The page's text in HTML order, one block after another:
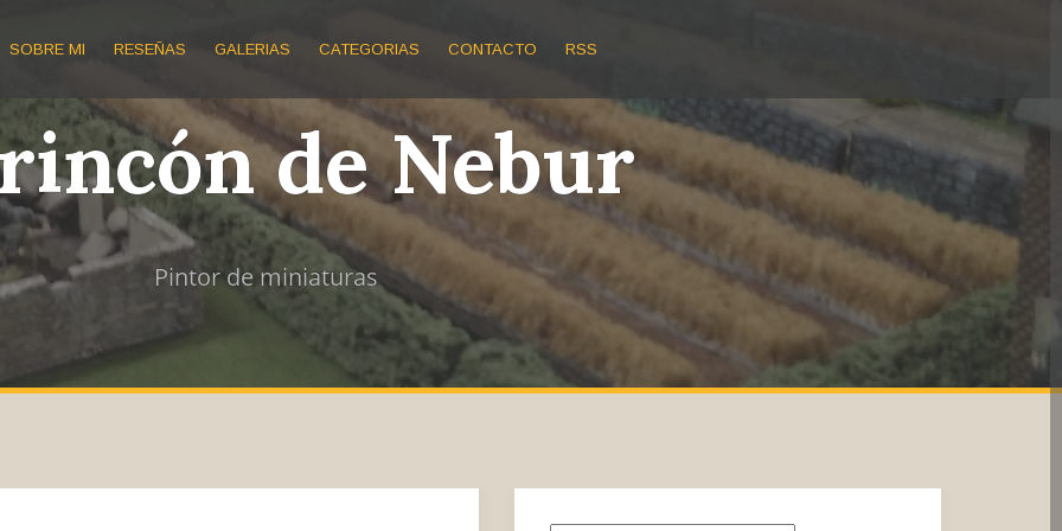
SOBRE MI RESEÑAS GALERIAS CATEGORIAS CONTACTO RSS
de Nebur
Pintor de miniaturas